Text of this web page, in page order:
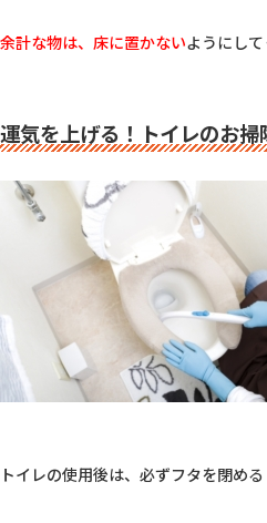
余計な物は、床に置かないようにして
運気を上げる！トイレのお掃
トイレの使用後は、必ずフタを閉める